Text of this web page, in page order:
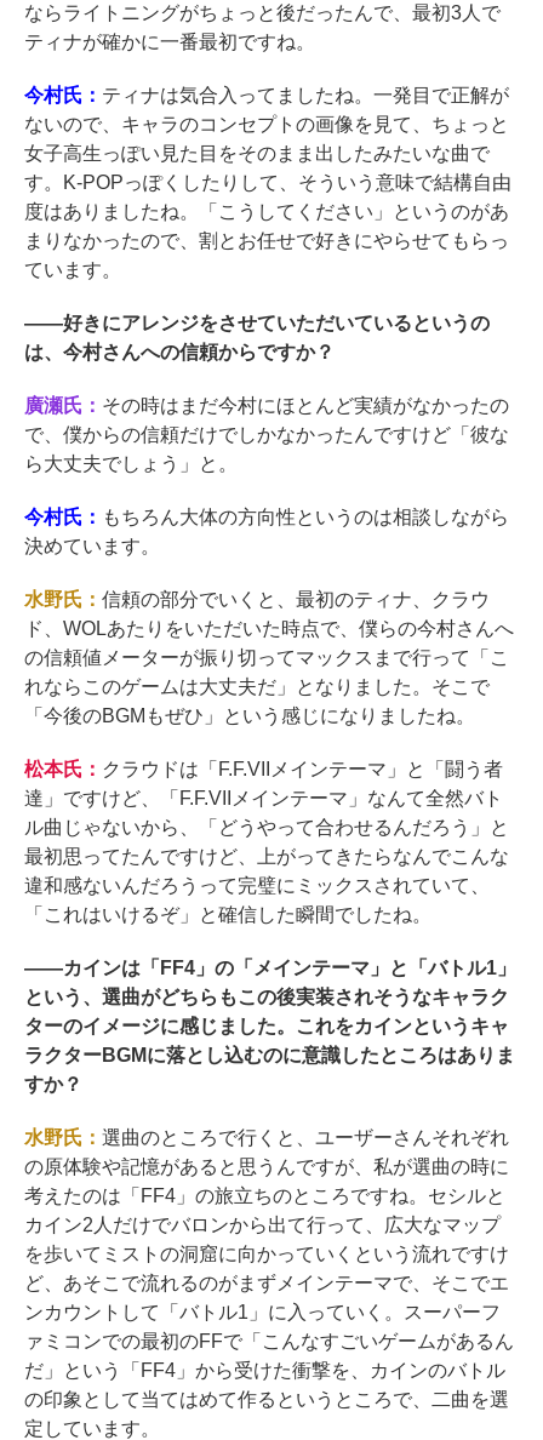
ならライトニングがちょっと後だったんで、最初3人で
ティナが確かに一番最初ですね。
今村氏： ティナは気合入ってましたね。一発目で正解が
ないので、キャラのコンセプトの画像を見て、ちょっと
女子高生っぽい見た目をそのまま出したみたいな曲で
す。K-POPっぽくしたりして、そういう意味で結構自由
度はありましたね。「こうしてください」というのがあ
まりなかったので、割とお任せで好きにやらせてもらっ
ています。
――好きにアレンジをさせていただいているというの
は、今村さんへの信頼からですか？
廣瀬氏： その時はまだ今村にほとんど実績がなかったの
で、僕からの信頼だけでしかなかったんですけど「彼な
ら大丈夫でしょう」と。
今村氏： もちろん大体の方向性というのは相談しながら
決めています。
水野氏： 信頼の部分でいくと、最初のティナ、クラウ
ド、WOLあたりをいただいた時点で、僕らの今村さんへ
の信頼値メーターが振り切ってマックスまで行って「こ
れならこのゲームは大丈夫だ」となりました。そこで
「今後のBGMもぜひ」という感じになりましたね。
松本氏： クラウドは「F.F.VIIメインテーマ」と「闘う者
達」ですけど、「F.F.VIIメインテーマ」なんて全然バト
ル曲じゃないから、「どうやって合わせるんだろう」と
最初思ってたんですけど、上がってきたらなんでこんな
違和感ないんだろうって完璧にミックスされていて、
「これはいけるぞ」と確信した瞬間でしたね。
――カインは「FF4」の「メインテーマ」と「バトル1」
という、選曲がどちらもこの後実装されそうなキャラク
ターのイメージに感じました。これをカインというキャ
ラクターBGMに落とし込むのに意識したところはありま
すか？
水野氏： 選曲のところで行くと、ユーザーさんそれぞれ
の原体験や記憶があると思うんですが、私が選曲の時に
考えたのは「FF4」の旅立ちのところですね。セシルと
カイン2人だけでバロンから出て行って、広大なマップ
を歩いてミストの洞窟に向かっていくという流れですけ
ど、あそこで流れるのがまずメインテーマで、そこでエ
ンカウントして「バトル1」に入っていく。スーパーフ
ァミコンでの最初のFFで「こんなすごいゲームがあるん
だ」という「FF4」から受けた衝撃を、カインのバトル
の印象として当てはめて作るというところで、二曲を選
定しています。